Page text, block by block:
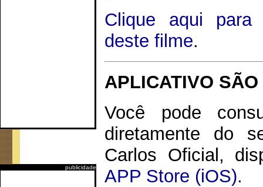
publicidade
Clique aqui para
deste filme.
APLICATIVO
Você pode
diretamente do
Carlos Oficial,
APP Store (iOS).